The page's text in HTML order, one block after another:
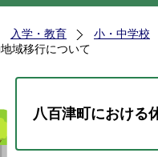
入学・教育
小・中学校
域移行について
八百津町における